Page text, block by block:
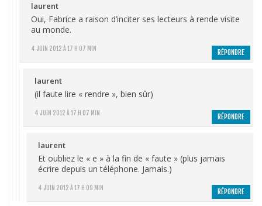
laurent
4 JUIN 2012 À 17 H 07 MIN
Oui, Fabrice a raison d’inciter ses lecteurs à rende visite
au monde.
RÉPONDRE
laurent
4 JUIN 2012 À 17 H 07 MIN
(il faute lire « rendre », bien sûr)
RÉPONDRE
laurent
4 JUIN 2012 À 17 H 09 MIN
Et oubliez le « e » à la fin de « faute » (plus jamais
écrire depuis un téléphone. Jamais.)
RÉPONDRE